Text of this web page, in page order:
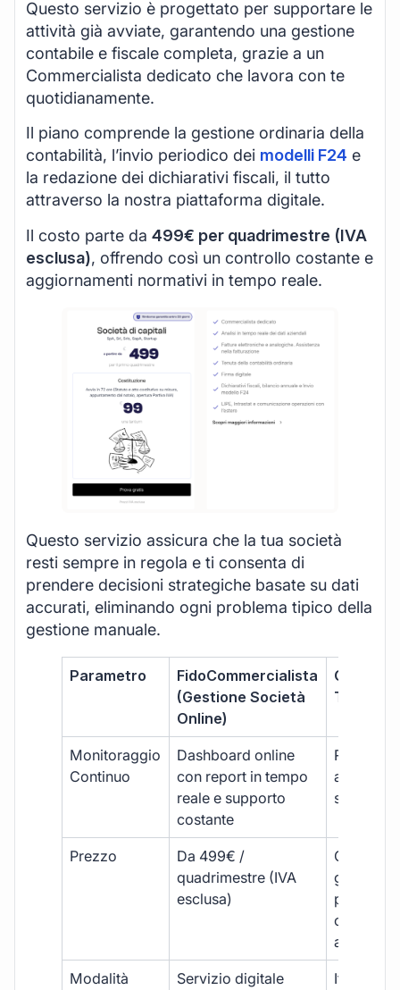
Questo servizio è progettato per supportare le
attività già avviate, garantendo una gestione
contabile e fiscale completa, grazie a un
Commercialista dedicato che lavora con te
quotidianamente.
Il piano comprende la gestione ordinaria della
contabilità, l’invio periodico dei modelli F24 e
la redazione dei dichiarativi fiscali, il tutto
attraverso la nostra piattaforma digitale.
Il costo parte da 499€ per quadrimestre (IVA
esclusa), offrendo così un controllo costante e
aggiornamenti normativi in tempo reale.
Questo servizio assicura che la tua società
resti sempre in regola e ti consenta di
prendere decisioni strategiche basate su dati
accurati, eliminando ogni problema tipico della
gestione manuale.
Parametro
FidoCommercialista
(Gestione Società
Online)
Monitoraggio
Continuo
Dashboard online
con report in tempo
reale e supporto
costante
Report
sporadici
Prezzo
Da 499€ /
quadrimestre (IVA
esclusa)
Costi
più
ogni
Modalità
Servizio digitale
Iter